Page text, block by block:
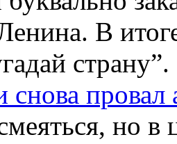
В
провал
но в